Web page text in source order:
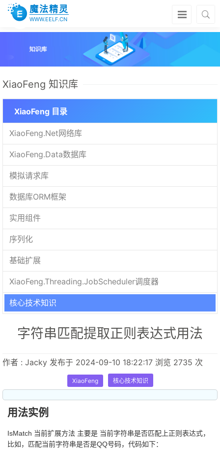
魔法精灵
WWW.EELF.CN
XiaoFeng 知识库
XiaoFeng 目录
XiaoFeng.Net网络库
XiaoFeng.Data数据库
模拟请求库
数据库ORM框架
实用组件
序列化
基础扩展
XiaoFeng.Threading.JobScheduler调度器
核心技术知识
字符串匹配提取正则表达式用法
作者 : Jacky 发布于 2024-09-10 18:22:17 浏览 2735 次
XiaoFeng 核心技术知识
用法实例
IsMatch 当前扩展方法 主要是 当前字符串是否匹配上正则表达式，
比如，匹配当前字符串是否是QQ号码，代码如下：